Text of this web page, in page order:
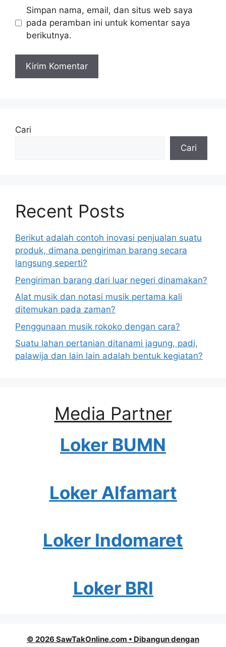
Simpan nama, email, dan situs web saya
pada peramban ini untuk komentar saya
berikutnya.
Cari
Cari
Recent Posts
Berikut adalah contoh inovasi penjualan suatu
produk, dimana pengiriman barang secara
langsung seperti?
Pengiriman barang dari luar negeri dinamakan?
Alat musik dan notasi musik pertama kali
ditemukan pada zaman?
Penggunaan musik rokoko dengan cara?
Suatu lahan pertanian ditanami jagung, padi,
palawija dan lain lain adalah bentuk kegiatan?
Media Partner
Loker BUMN
Loker Alfamart
Loker Indomaret
Loker BRI
© 2026 SawTakOnline.com • Dibangun dengan